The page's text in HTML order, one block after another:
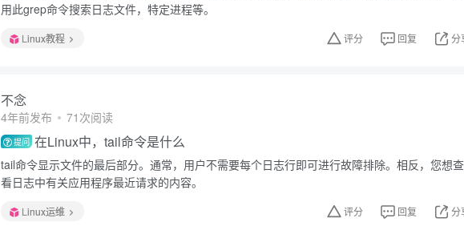
用此grep命令搜索日志文件，特定进程等。
Linux教程 评分 回复 分
不念
4年前发布 71次阅读
提问 在Linux中，tail命令是什么
tail命令显示文件的最后部分。通常，用户不需要每个日志行即可进行故障排除。相反，您想查
看日志中有关应用程序最近请求的内容。
Linux运维 评分 回复 分